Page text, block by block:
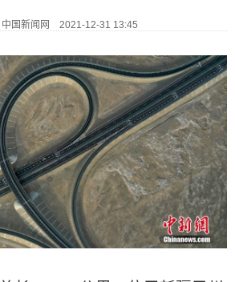
中国新闻网 2021-12-31 13:45